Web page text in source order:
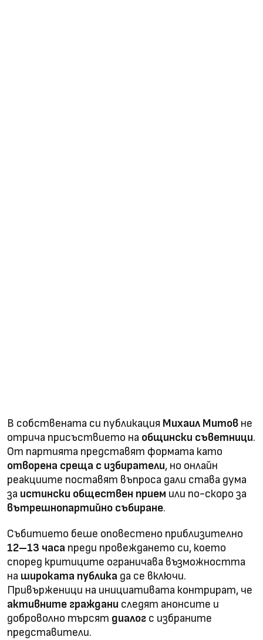
В собствената си публикация Михаил Митов не
отрича присъствието на общински съветници.
От партията представят формата като
отворена среща с избиратели, но онлайн
реакциите поставят въпроса дали става дума
за истински обществен прием или по-скоро за
вътрешнопартийно събиране.
Събитието беше оповестено приблизително
12–13 часа преди провеждането си, което
според критиците ограничава възможността
на широката публика да се включи.
Привърженици на инициативата контрират, че
активните граждани следят анонсите и
доброволно търсят диалог с избраните
представители.